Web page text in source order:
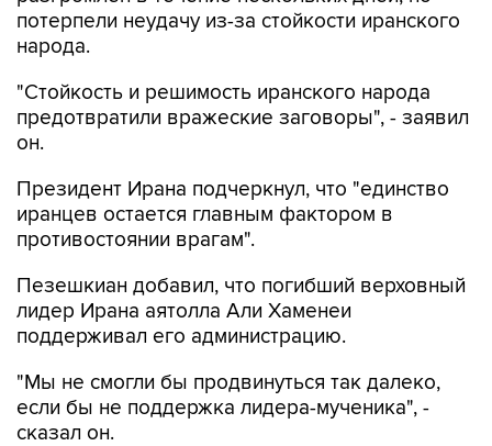
потерпели неудачу из-за стойкости иранского
народа.
"Стойкость и решимость иранского народа
предотвратили вражеские заговоры", - заявил
он.
Президент Ирана подчеркнул, что "единство
иранцев остается главным фактором в
противостоянии врагам".
Пезешкиан добавил, что погибший верховный
лидер Ирана аятолла Али Хаменеи
поддерживал его администрацию.
"Мы не смогли бы продвинуться так далеко,
если бы не поддержка лидера-мученика", -
сказал он.